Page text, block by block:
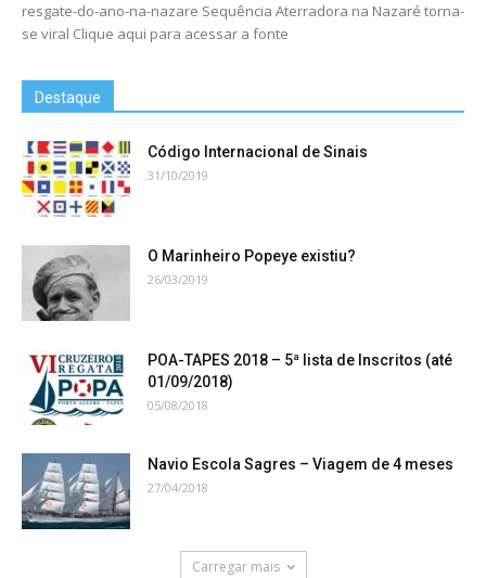
resgate-do-ano-na-nazare Sequência Aterradora na Nazaré torna-
se viral Clique aqui para acessar a fonte
Destaque
Código Internacional de Sinais
31/10/2019
O Marinheiro Popeye existiu?
26/03/2019
POA-TAPES 2018 – 5ª lista de Inscritos (até
01/09/2018)
05/08/2018
Navio Escola Sagres – Viagem de 4 meses
27/04/2018
Carregar mais